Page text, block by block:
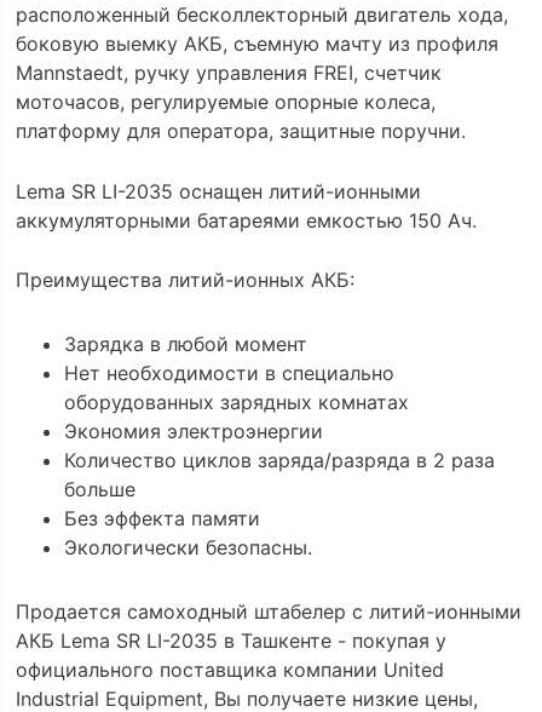
расположенный бесколлекторный двигатель хода,
боковую выемку АКБ, съемную мачту из профиля
Mannstaedt, ручку управления FREI, счетчик
моточасов, регулируемые опорные колеса,
платформу для оператора, защитные поручни.
Lema SR LI-2035 оснащен литий-ионными
аккумуляторными батареями емкостью 150 Ач.
Преимущества литий-ионных АКБ:
Зарядка в любой момент
Нет необходимости в специально
оборудованных зарядных комнатах
Экономия электроэнергии
Количество циклов заряда/разряда в 2 раза
больше
Без эффекта памяти
Экологически безопасны.
Продается самоходный штабелер с литий-ионными
АКБ Lema SR LI-2035 в Ташкенте - покупая у
официального поставщика компании United
Industrial Equipment, Вы получаете низкие цены,